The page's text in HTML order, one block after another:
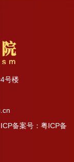
号楼
备案号：粤ICP备